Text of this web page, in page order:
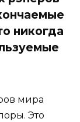
никогда
мира
Это